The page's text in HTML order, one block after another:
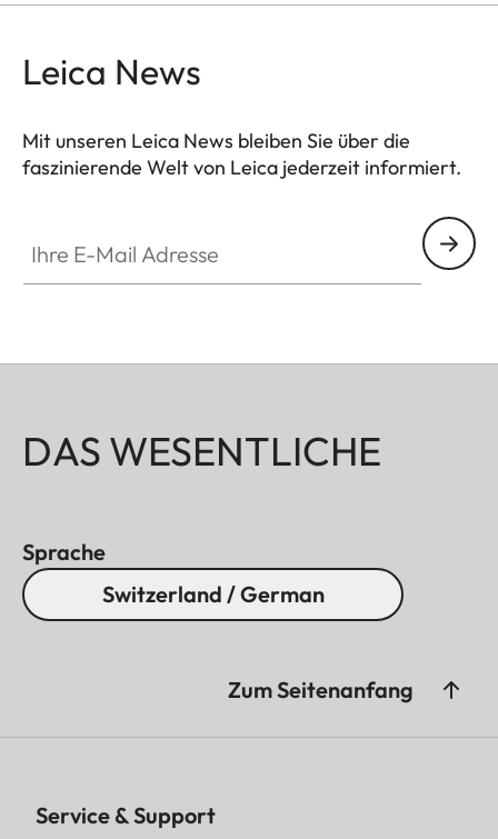
Leica News
Mit unseren Leica News bleiben Sie über die
faszinierende Welt von Leica jederzeit informiert.
DAS WESENTLICHE
Sprache
Switzerland / German
Zum Seitenanfang
Service & Support